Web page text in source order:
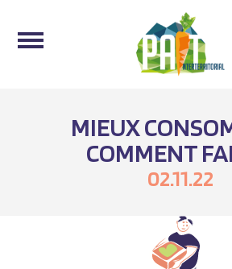
MIEUX
COMMENT
02.11.22